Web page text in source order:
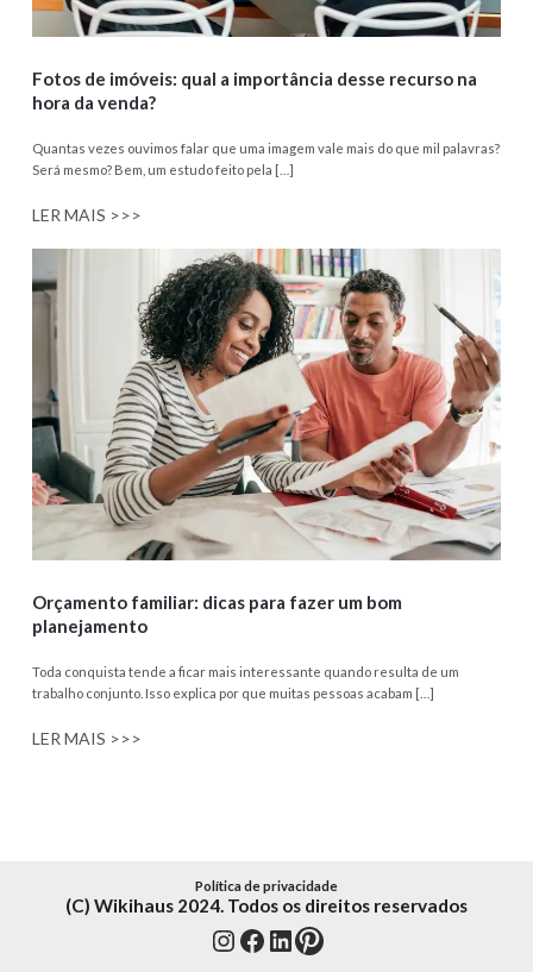
Fotos de imóveis: qual a importância desse recurso na
hora da venda?
Quantas vezes ouvimos falar que uma imagem vale mais do que mil palavras?
Será mesmo? Bem, um estudo feito pela […]
LER MAIS >>>
Orçamento familiar: dicas para fazer um bom
planejamento
Toda conquista tende a ficar mais interessante quando resulta de um
trabalho conjunto. Isso explica por que muitas pessoas acabam […]
LER MAIS >>>
Instagram
Facebook
LinkedIn
Pinterest
Política de privacidade
(C) Wikihaus 2024. Todos os direitos reservados